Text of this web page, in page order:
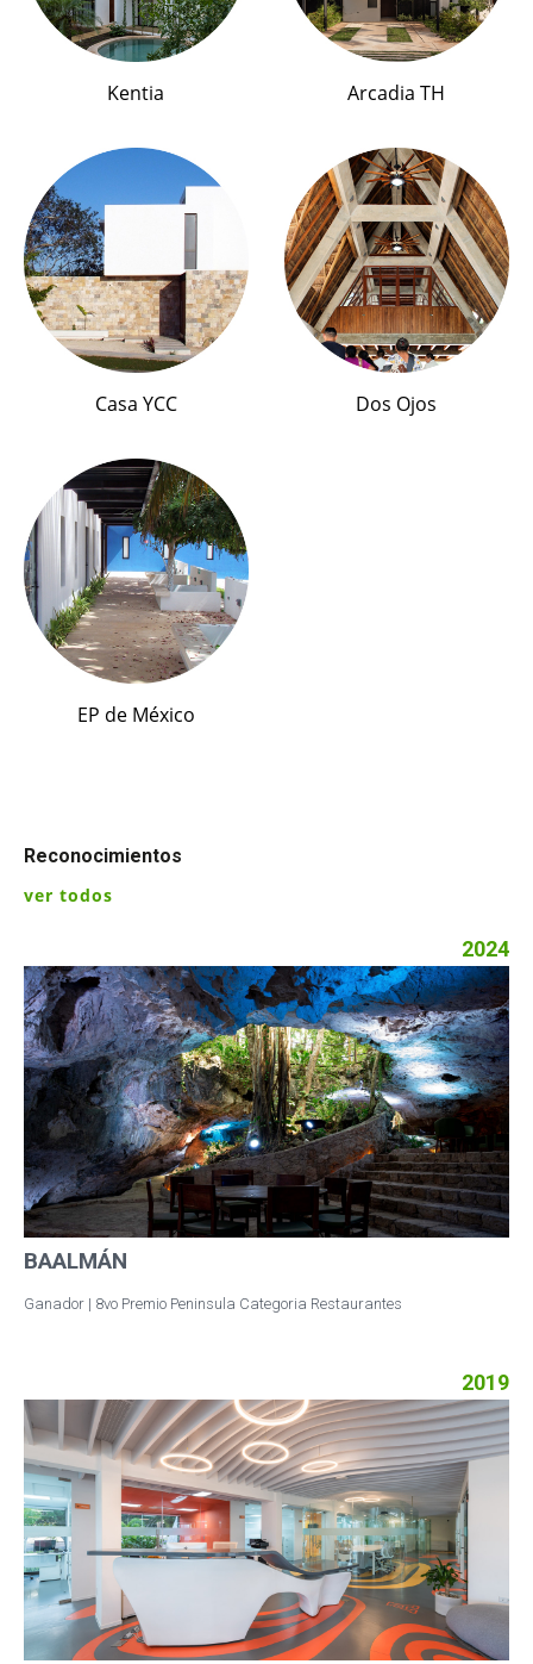
Kentia Arcadia TH
Casa YCC Dos Ojos
EP de México
Reconocimientos
ver todos
2024
BAALMÁN
Ganador | 8vo Premio Peninsula Categoria Restaurantes
2019